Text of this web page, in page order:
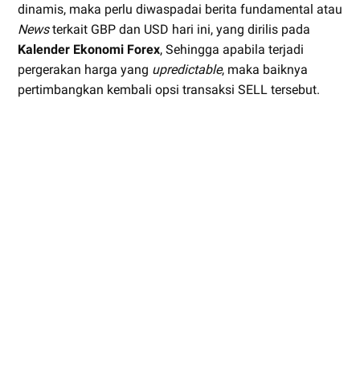
dinamis, maka perlu diwaspadai berita fundamental atau
Newsterkait GBP dan USD hari ini, yang dirilis pada
Kalender Ekonomi Forex, Sehingga apabila terjadi
pergerakan harga yang upredictable, maka baiknya
pertimbangkan kembali opsi transaksi SELL tersebut.